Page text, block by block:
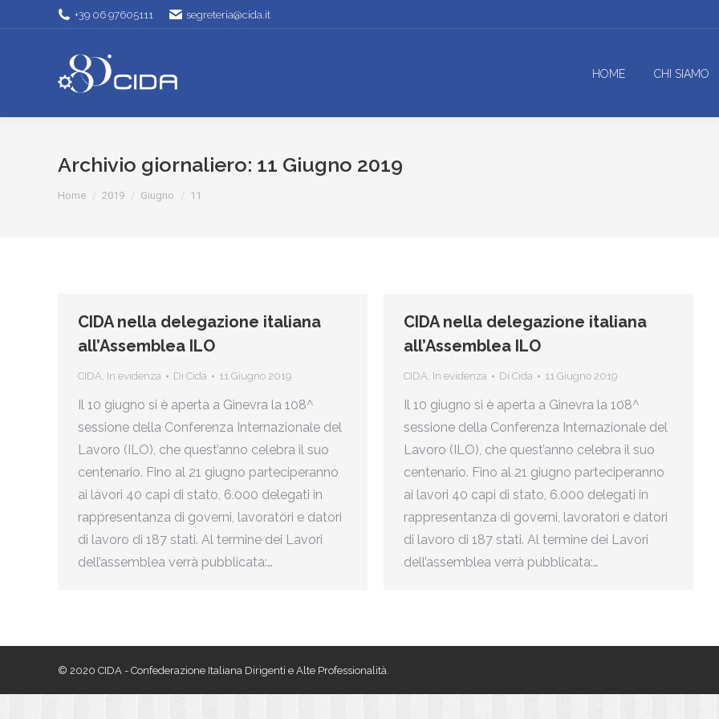
+39 06 97605111 segreteria@cida.it
HOME CHI SIAMO
Archivio giornaliero: 11 Giugno 2019
Tu sei qui:
Home 2019 Giugno 11
CIDA nella delegazione italiana
all’Assemblea ILO
CIDA, In evidenza Di Cida 11 Giugno 2019
Il 10 giugno si è aperta a Ginevra la 108^
sessione della Conferenza Internazionale del
Lavoro (ILO), che quest’anno celebra il suo
centenario. Fino al 21 giugno parteciperanno
ai lavori 40 capi di stato, 6.000 delegati in
rappresentanza di governi, lavoratori e datori
di lavoro di 187 stati. Al termine dei Lavori
dell’assemblea verrà pubblicata:…
CIDA nella delegazione italiana
all’Assemblea ILO
CIDA, In evidenza Di Cida 11 Giugno 2019
Il 10 giugno si è aperta a Ginevra la 108^
sessione della Conferenza Internazionale del
Lavoro (ILO), che quest’anno celebra il suo
centenario. Fino al 21 giugno parteciperanno
ai lavori 40 capi di stato, 6.000 delegati in
rappresentanza di governi, lavoratori e datori
di lavoro di 187 stati. Al termine dei Lavori
dell’assemblea verrà pubblicata:…
© 2020 CIDA - Confederazione Italiana Dirigenti e Alte Professionalità.